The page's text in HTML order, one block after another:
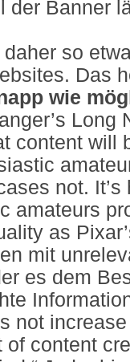
der Banner
so
Das
wie
Long
content will
not. It’s
amateurs
as
mit
es dem
not
of content